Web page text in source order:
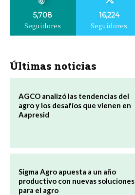
5,708
Seguidores
16,224
Seguidores
Últimas noticias
AGCO analizó las tendencias del
agro y los desafíos que vienen en
Aapresid
Sigma Agro apuesta a un año
productivo con nuevas soluciones
para el agro